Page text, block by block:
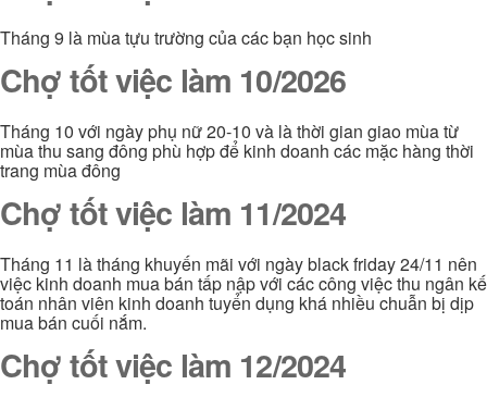
Tháng 9 là mùa tựu trường của các bạn học sinh
Chợ tốt việc làm 10/2026
Tháng 10 với ngày phụ nữ 20-10 và là thời gian giao mùa từ
mùa thu sang đông phù hợp để kinh doanh các mặc hàng thời
trang mùa đông
Chợ tốt việc làm 11/2024
Tháng 11 là tháng khuyến mãi với ngày black friday 24/11 nên
việc kinh doanh mua bán tấp nập với các công việc thu ngân kế
toán nhân viên kinh doanh tuyển dụng khá nhiều chuẫn bị dịp
mua bán cuối nắm.
Chợ tốt việc làm 12/2024